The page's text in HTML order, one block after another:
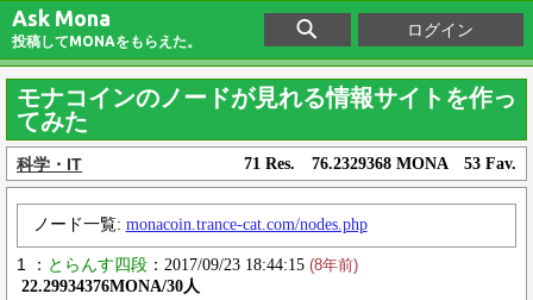
Ask Mona
投稿してMONAをもらえた。
ログイン
モナコインのノードが見れる情報サイトを作っ
てみた
科学・IT 71 Res. 76.2329368 MONA 53 Fav.
ノード一覧: monacoin.trance-cat.com/nodes.php
1 ： とらんす四段 ：2017/09/23 18:44:15 (8年前)
22.29934376MONA/30人